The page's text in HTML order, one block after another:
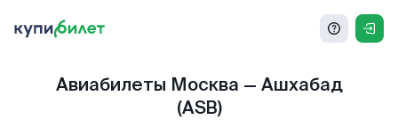
Авиабилеты Москва — Ашхабад
(ASB)